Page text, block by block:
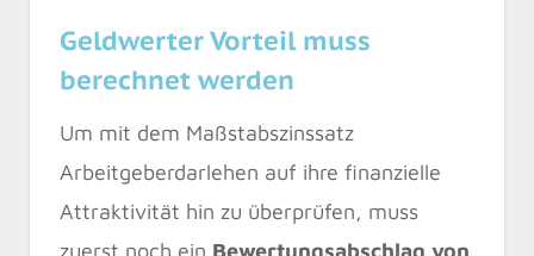
Geldwerter Vorteil muss
berechnet werden
Um mit dem Maßstabszinssatz
Arbeitgeberdarlehen auf ihre finanzielle
Attraktivität hin zu überprüfen, muss